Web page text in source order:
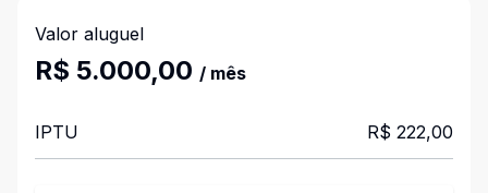
Valor aluguel
R$ 5.000,00 / mês
IPTU R$ 222,00